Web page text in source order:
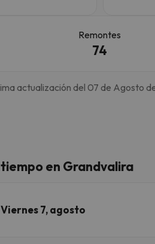
Remontes
74
actualización del 07 de Agosto
tiempo en Grandvalira
Viernes 7, agosto